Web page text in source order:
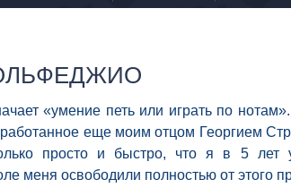
«умение петь или играть по
еще моим отцом Георгием
просто и быстро, что я в 5
меня освободили полностью от этого